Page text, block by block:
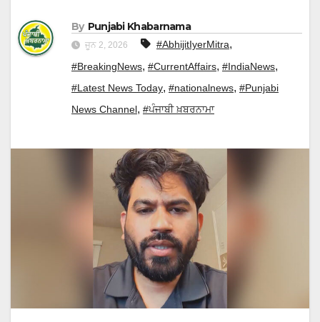
By Punjabi Khabarnama
ਜੂਨ 2, 2026 #AbhijitIyerMitra,
#BreakingNews, #CurrentAffairs, #IndiaNews,
#Latest News Today, #nationalnews, #Punjabi
News Channel, #ਪੰਜਾਬੀ ਖ਼ਬਰਨਾਮਾ